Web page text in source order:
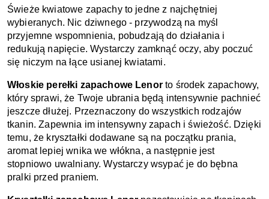
Świeże kwiatowe zapachy to jedne z najchętniej
wybieranych. Nic dziwnego - przywodzą na myśl
przyjemne wspomnienia, pobudzają do działania i
redukują napięcie. Wystarczy zamknąć oczy, aby poczuć
się niczym na łące usianej kwiatami.
Włoskie perełki zapachowe Lenor to środek zapachowy,
który sprawi, że Twoje ubrania będą intensywnie pachnieć
jeszcze dłużej. Przeznaczony do wszystkich rodzajów
tkanin. Zapewnia im intensywny zapach i świeżość. Dzięki
temu, że kryształki dodawane są na początku prania,
aromat lepiej wnika we włókna, a następnie jest
stopniowo uwalniany. Wystarczy wsypać je do bębna
pralki przed praniem.